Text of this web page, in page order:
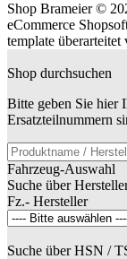
Shop Brameier ©
eCommerce
template überarteitet
Shop durchsuchen
Bitte geben Sie hier
Ersatzteilnummern
Fahrzeug-Auswahl
Suche über
Fz.- Hersteller
Suche über HSN /